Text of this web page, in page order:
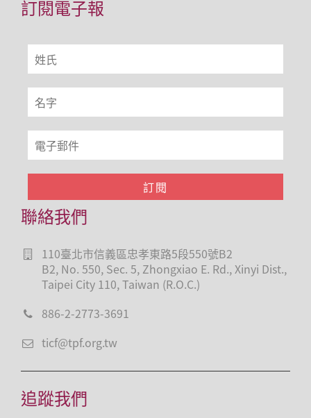
訂閱電子報
聯絡我們
110臺北市信義區忠孝東路5段550號B2
B2, No. 550, Sec. 5, Zhongxiao E. Rd., Xinyi Dist.,
Taipei City 110, Taiwan (R.O.C.)
886-2-2773-3691
ticf@tpf.org.tw
追蹤我們